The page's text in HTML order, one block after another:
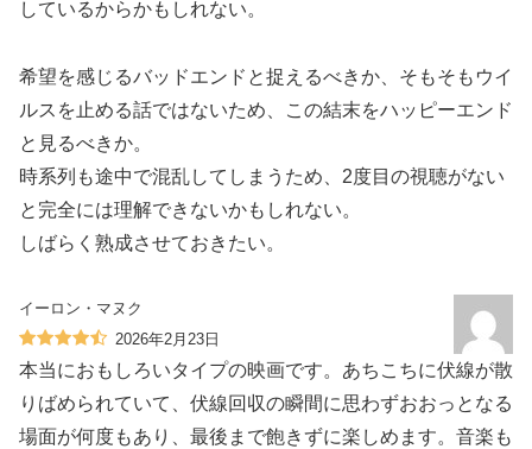
しているからかもしれない。
希望を感じるバッドエンドと捉えるべきか、そもそもウイ
ルスを止める話ではないため、この結末をハッピーエンド
と見るべきか。
時系列も途中で混乱してしまうため、2度目の視聴がない
と完全には理解できないかもしれない。
しばらく熟成させておきたい。
イーロン・マヌク
2026年2月23日
本当におもしろいタイプの映画です。あちこちに伏線が散
りばめられていて、伏線回収の瞬間に思わずおおっとなる
場面が何度もあり、最後まで飽きずに楽しめます。音楽も